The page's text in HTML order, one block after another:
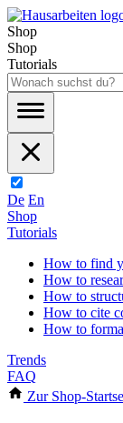
Shop
Shop
Tutorials
De En
Shop
Tutorials
How to find
How to
How to
How to cite
How to
Trends
FAQ
Zur Shop-